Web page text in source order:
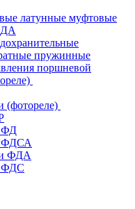
латунные муфтовые
пружинные
поршневой
(фотореле)
ФД
ФДСА
ФДА
ФДС